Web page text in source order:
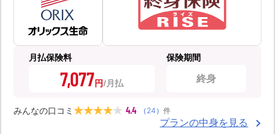
月払保険料
7,077円
保険期間
終身
みんなの口コミ 4.4 （ 24 ） 件
プランの中身を見る